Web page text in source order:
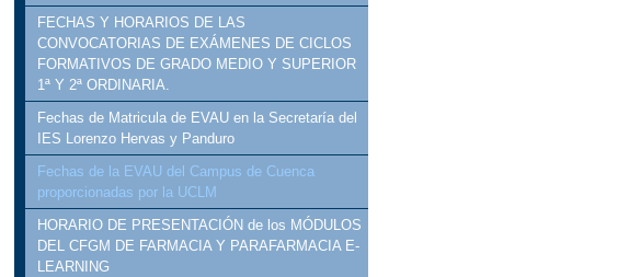
FECHAS Y HORARIOS DE LAS
CONVOCATORIAS DE EXÁMENES DE CICLOS
FORMATIVOS DE GRADO MEDIO Y SUPERIOR
1ª Y 2ª ORDINARIA.
Fechas de Matricula de EVAU en la Secretaría del
IES Lorenzo Hervas y Panduro
Fechas de la EVAU del Campus de Cuenca
proporcionadas por la UCLM
HORARIO DE PRESENTACIÓN de los MÓDULOS
DEL CFGM DE FARMACIA Y PARAFARMACIA E-
LEARNING